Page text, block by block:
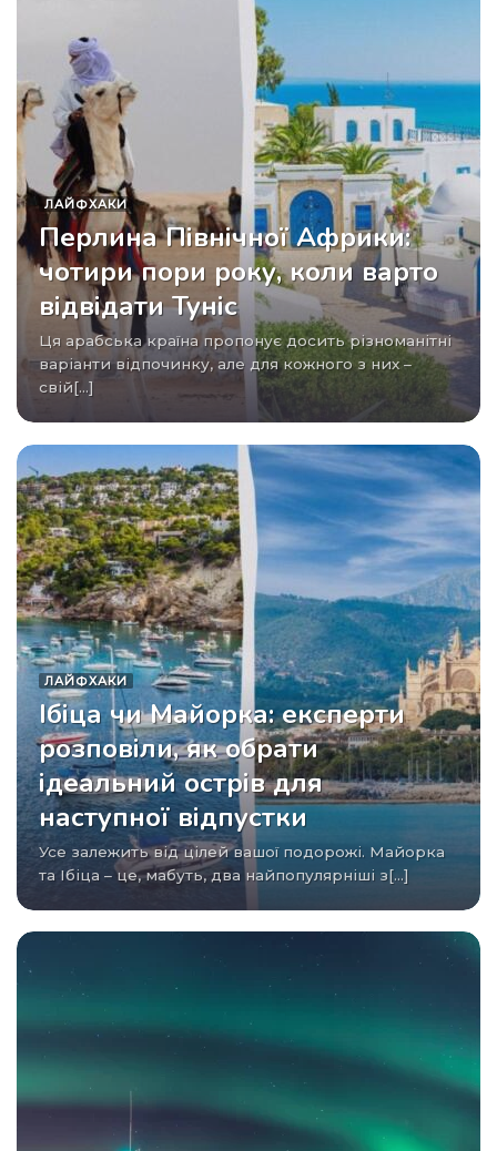
ЛАЙФХАКИ
Перлина Північної Африки:
чотири пори року, коли варто
відвідати Туніс
Ця арабська країна пропонує досить різноманітні
варіанти відпочинку, але для кожного з них –
свій[...]
ЛАЙФХАКИ
Ібіца чи Майорка: експерти
розповіли, як обрати
ідеальний острів для
наступної відпустки
Усе залежить від цілей вашої подорожі. Майорка
та Ібіца – це, мабуть, два найпопулярніші з[...]